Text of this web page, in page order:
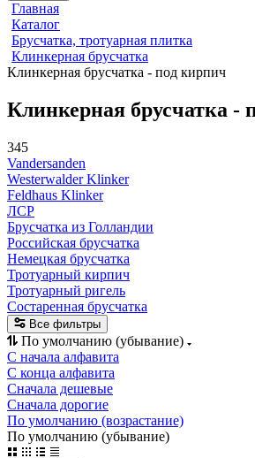
Главная
Каталог
Брусчатка, тротуарная плитка
Клинкерная брусчатка
Клинкерная брусчатка - под кирпич
Клинкерная брусчатка -
345
Vandersanden
Westerwalder Klinker
Feldhaus Klinker
ЛСР
Брусчатка из Голландии
Российская брусчатка
Немецкая брусчатка
Тротуарный кирпич
Тротуарный ригель
Состаренная брусчатка
Все фильтры
По умолчанию (убывание)
С начала алфавита
С конца алфавита
Сначала дешевые
Сначала дорогие
По умолчанию (возрастание)
По умолчанию (убывание)